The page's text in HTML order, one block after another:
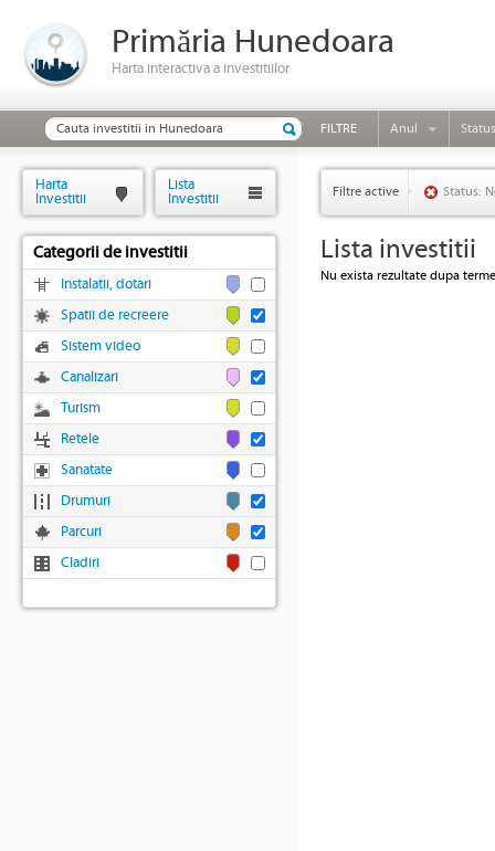
Primăria Hunedoara
Harta interactiva a investitiilor
FILTRE Anul Status
Filtre active Status:
Lista investitii
Nu exista rezultate dupa
Harta
Investitii
Lista
Investitii
Categorii de investitii
Instalatii, dotari
Spatii de recreere
Sistem video
Canalizari
Turism
Retele
Sanatate
Drumuri
Parcuri
Cladiri